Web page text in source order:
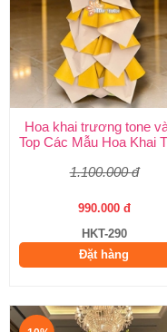
Hoa khai trương tone
Top Các Mẫu Hoa Khai
1.100.000 đ
990.000 đ
HKT-290
Đặt hàng